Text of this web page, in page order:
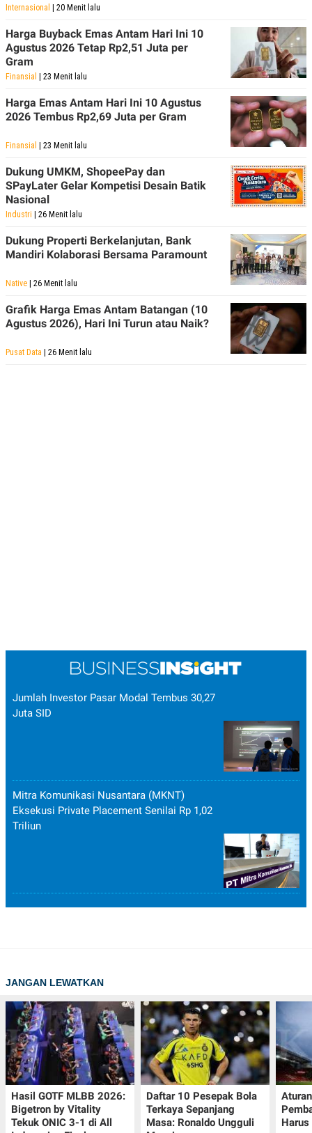
Internasional | 20 Menit lalu
Harga Buyback Emas Antam Hari Ini 10
Agustus 2026 Tetap Rp2,51 Juta per
Gram
Finansial | 23 Menit lalu
Harga Emas Antam Hari Ini 10 Agustus
2026 Tembus Rp2,69 Juta per Gram
Finansial | 23 Menit lalu
Dukung UMKM, ShopeePay dan
SPayLater Gelar Kompetisi Desain Batik
Nasional
Industri | 26 Menit lalu
Dukung Properti Berkelanjutan, Bank
Mandiri Kolaborasi Bersama Paramount
Native | 26 Menit lalu
Grafik Harga Emas Antam Batangan (10
Agustus 2026), Hari Ini Turun atau Naik?
Pusat Data | 26 Menit lalu
Jumlah Investor Pasar Modal Tembus 30,27
Juta SID
Mitra Komunikasi Nusantara (MKNT)
Eksekusi Private Placement Senilai Rp 1,02
Triliun
JANGAN LEWATKAN
Hasil GOTF MLBB 2026:
Bigetron by Vitality
Tekuk ONIC 3-1 di All
Daftar 10 Pesepak Bola
Terkaya Sepanjang
Masa: Ronaldo Ungguli